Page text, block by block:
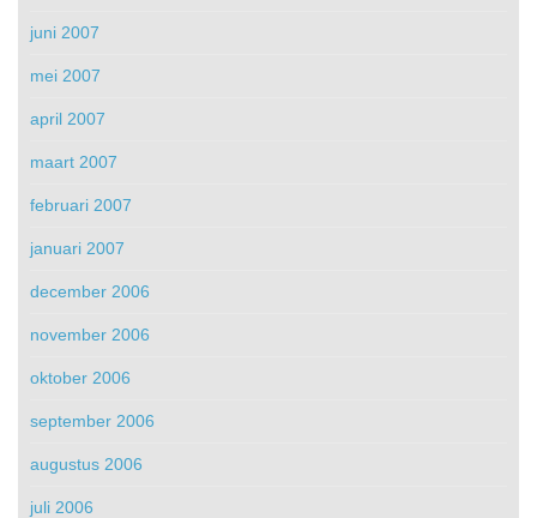
juni 2007
mei 2007
april 2007
maart 2007
februari 2007
januari 2007
december 2006
november 2006
oktober 2006
september 2006
augustus 2006
juli 2006